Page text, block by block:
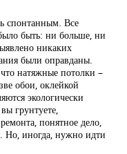
спонтанным. Все
быть: ни больше, ни
никаких
были оправданы.
натяжные потолки –
обои, оклейкой
экологически
грунтуете,
понятное дело,
Но, иногда, нужно идти